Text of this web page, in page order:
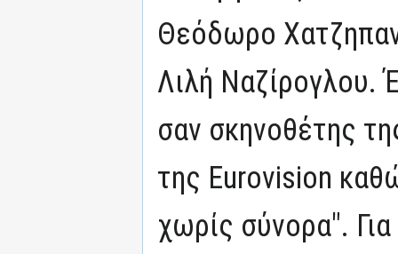
Θεόδωρο
Λιλή Ναζίρογλου.
σαν σκηνοθέτης
της Eurovision
χωρίς σύνορα". Για